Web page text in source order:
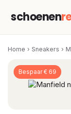
schoenen
Home › Sneakers ›
Bespaar € 69